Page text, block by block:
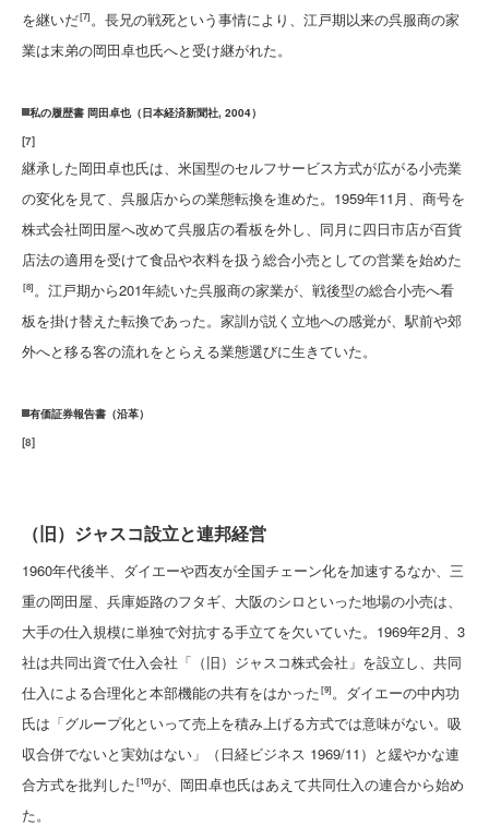
を継いだ[7]。長兄の戦死という事情により、江戸期以来の呉服商の家
業は末弟の岡田卓也氏へと受け継がれた。
私の履歴書 岡田卓也（日本経済新聞社, 2004）
[7]
継承した岡田卓也氏は、米国型のセルフサービス方式が広がる小売業
の変化を見て、呉服店からの業態転換を進めた。1959年11月、商号を
株式会社岡田屋へ改めて呉服店の看板を外し、同月に四日市店が百貨
店法の適用を受けて食品や衣料を扱う総合小売としての営業を始めた
[8]。江戸期から201年続いた呉服商の家業が、戦後型の総合小売へ看
板を掛け替えた転換であった。家訓が説く立地への感覚が、駅前や郊
外へと移る客の流れをとらえる業態選びに生きていた。
有価証券報告書（沿革）
[8]
（旧）ジャスコ設立と連邦経営
1960年代後半、ダイエーや西友が全国チェーン化を加速するなか、三
重の岡田屋、兵庫姫路のフタギ、大阪のシロといった地場の小売は、
大手の仕入規模に単独で対抗する手立てを欠いていた。1969年2月、3
社は共同出資で仕入会社「（旧）ジャスコ株式会社」を設立し、共同
仕入による合理化と本部機能の共有をはかった[9]。ダイエーの中内功
氏は「グループ化といって売上を積み上げる方式では意味がない。吸
収合併でないと実効はない」（日経ビジネス 1969/11）と緩やかな連
合方式を批判した[10]が、岡田卓也氏はあえて共同仕入の連合から始め
た。